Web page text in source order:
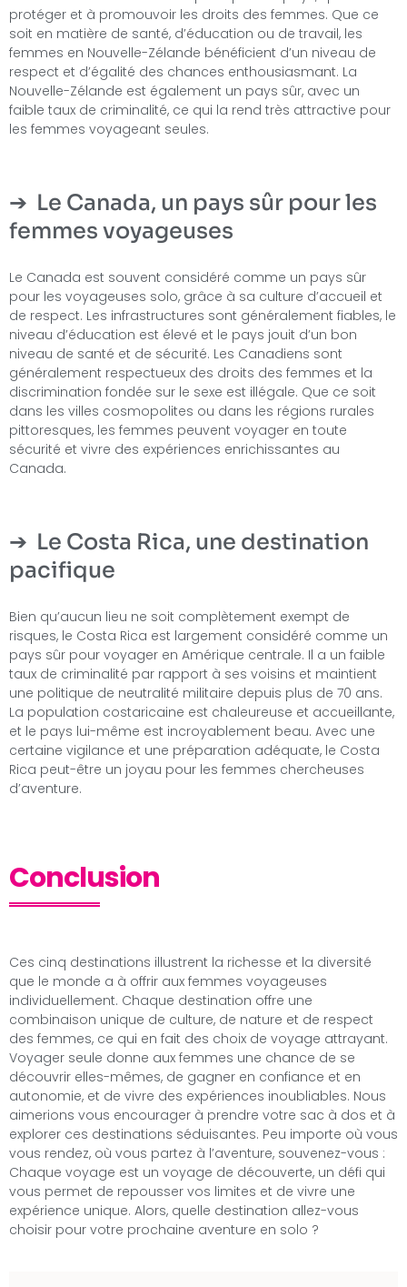
protéger et à promouvoir les droits des femmes. Que ce
soit en matière de santé, d’éducation ou de travail, les
femmes en Nouvelle-Zélande bénéficient d’un niveau de
respect et d’égalité des chances enthousiasmant. La
Nouvelle-Zélande est également un pays sûr, avec un
faible taux de criminalité, ce qui la rend très attractive pour
les femmes voyageant seules.
Le Canada, un pays sûr pour les
femmes voyageuses
Le Canada est souvent considéré comme un pays sûr
pour les voyageuses solo, grâce à sa culture d’accueil et
de respect. Les infrastructures sont généralement fiables, le
niveau d’éducation est élevé et le pays jouit d’un bon
niveau de santé et de sécurité. Les Canadiens sont
généralement respectueux des droits des femmes et la
discrimination fondée sur le sexe est illégale. Que ce soit
dans les villes cosmopolites ou dans les régions rurales
pittoresques, les femmes peuvent voyager en toute
sécurité et vivre des expériences enrichissantes au
Canada.
Le Costa Rica, une destination
pacifique
Bien qu’aucun lieu ne soit complètement exempt de
risques, le Costa Rica est largement considéré comme un
pays sûr pour voyager en Amérique centrale. Il a un faible
taux de criminalité par rapport à ses voisins et maintient
une politique de neutralité militaire depuis plus de 70 ans.
La population costaricaine est chaleureuse et accueillante,
et le pays lui-même est incroyablement beau. Avec une
certaine vigilance et une préparation adéquate, le Costa
Rica peut-être un joyau pour les femmes chercheuses
d’aventure.
Conclusion
Ces cinq destinations illustrent la richesse et la diversité
que le monde a à offrir aux femmes voyageuses
individuellement. Chaque destination offre une
combinaison unique de culture, de nature et de respect
des femmes, ce qui en fait des choix de voyage attrayant.
Voyager seule donne aux femmes une chance de se
découvrir elles-mêmes, de gagner en confiance et en
autonomie, et de vivre des expériences inoubliables. Nous
aimerions vous encourager à prendre votre sac à dos et à
explorer ces destinations séduisantes. Peu importe où vous
vous rendez, où vous partez à l’aventure, souvenez-vous :
Chaque voyage est un voyage de découverte, un défi qui
vous permet de repousser vos limites et de vivre une
expérience unique. Alors, quelle destination allez-vous
choisir pour votre prochaine aventure en solo ?